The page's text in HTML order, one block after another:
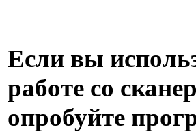
Если вы
работе со
опробуйте